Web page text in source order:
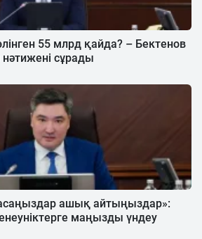
55 млрд қайда? – Бектенов
сұрады
ашық айтыңыздар»:
маңызды үндеу